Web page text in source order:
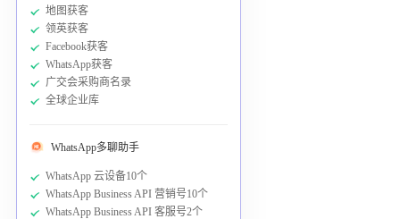
地图获客
领英获客
Facebook获客
WhatsApp获客
广交会采购商名录
全球企业库
WhatsApp多聊助手
WhatsApp 云设备10个
WhatsApp Business API 营销号10个
WhatsApp Business API 客服号2个